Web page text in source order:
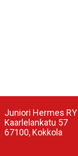
Juniori Hermes RY
Kaarlelankatu 57
67100, Kokkola